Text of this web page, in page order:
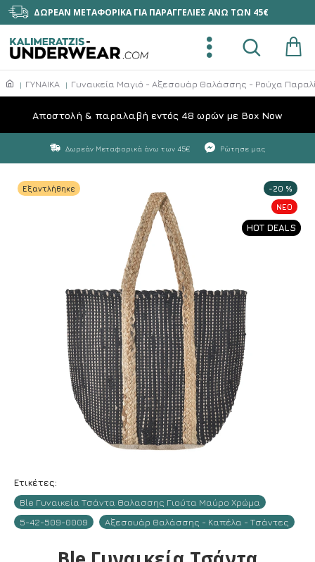
ΔΩΡΕΑΝ ΜΕΤΑΦΟΡΙΚΑ ΓΙΑ ΠΑΡΑΓΓΕΛΙΕΣ ΑΝΩ ΤΩΝ 45€
ΓΥΝΑΙΚΑ Γυναικεία Μαγιό - Αξεσουάρ Θαλάσσης - Ρούχα
Aποστολή & παραλαβή εντός 48 ωρών με Box Now
Δωρεάν Μεταφορικά άνω των 45€ Ρώτησε μας
NEO
HOT DEALS
-20 %
Εξαντλήθηκε
Ετικέτες:
Ble Γυναικεία Τσάντα Θαλασσης Γιούτα Μαύρο Χρώμα
5-42-509-0009
Αξεσουάρ Θαλάσσης - Καπέλα - Τσάντες